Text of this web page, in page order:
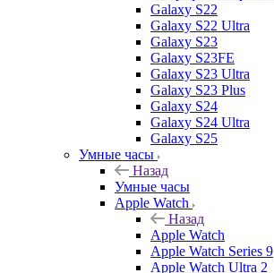
Galaxy S22
Galaxy S22 Ultra
Galaxy S23
Galaxy S23FE
Galaxy S23 Ultra
Galaxy S23 Plus
Galaxy S24
Galaxy S24 Ultra
Galaxy S25
Умные часы
Назад
Умные часы
Apple Watch
Назад
Apple Watch
Apple Watch Series 9
Apple Watch Ultra 2